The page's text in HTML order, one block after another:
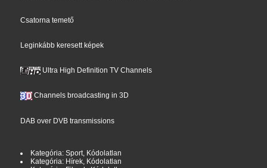
Csatorna temető
Leginkább keresett képek
Ultra High Definition TV Channels
Channels broadcasting in 3D
DAB over DVB transmissions
Kategória: Sport, Kódolatlan
Kategória: Hírek, Kódolatlan